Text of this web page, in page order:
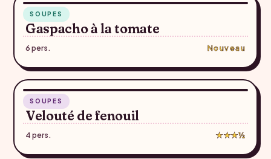
SOUPES
Gaspacho à la tomate
6 pers. Nouveau
SOUPES
Velouté de fenouil
4 pers. ★★★½